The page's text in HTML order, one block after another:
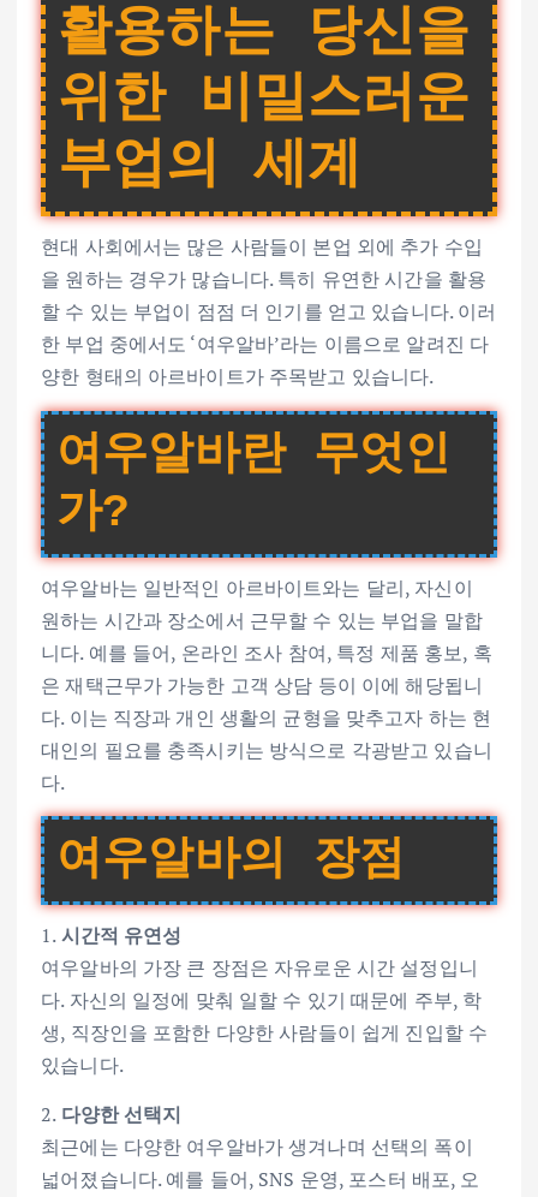
활용하는 당신을
위한 비밀스러운
부업의 세계
현대 사회에서는 많은 사람들이 본업 외에 추가 수입
을 원하는 경우가 많습니다. 특히 유연한 시간을 활용
할 수 있는 부업이 점점 더 인기를 얻고 있습니다. 이러
한 부업 중에서도 ‘여우알바’라는 이름으로 알려진 다
양한 형태의 아르바이트가 주목받고 있습니다.
여우알바란 무엇인
가?
여우알바는 일반적인 아르바이트와는 달리, 자신이
원하는 시간과 장소에서 근무할 수 있는 부업을 말합
니다. 예를 들어, 온라인 조사 참여, 특정 제품 홍보, 혹
은 재택근무가 가능한 고객 상담 등이 이에 해당됩니
다. 이는 직장과 개인 생활의 균형을 맞추고자 하는 현
대인의 필요를 충족시키는 방식으로 각광받고 있습니
다.
여우알바의 장점
1.시간적 유연성
여우알바의 가장 큰 장점은 자유로운 시간 설정입니
다. 자신의 일정에 맞춰 일할 수 있기 때문에 주부, 학
생, 직장인을 포함한 다양한 사람들이 쉽게 진입할 수
있습니다.
2. 다양한 선택지
최근에는 다양한 여우알바가 생겨나며 선택의 폭이
넓어졌습니다. 예를 들어, SNS 운영, 포스터 배포, 오